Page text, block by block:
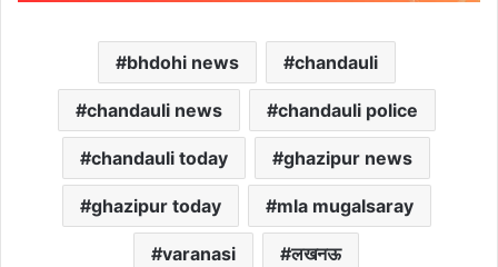
bhdohi news chandauli
chandauli news chandauli police
chandauli today ghazipur news
ghazipur today mla mugalsaray
varanasi लखनऊ